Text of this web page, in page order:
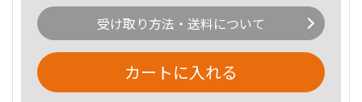
受け取り方法・送料について
カートに入れる